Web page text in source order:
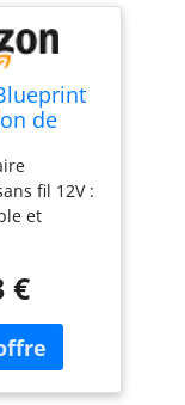
de
sans fil
de
lame
Serre-
fil 12V :
et
;
et
durée
batterie.
€